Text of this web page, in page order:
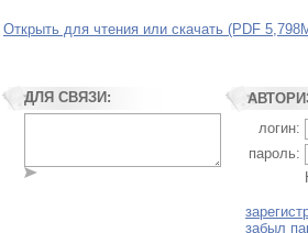
Открыть для чтения или скачать (PDF
ДЛЯ СВЯЗИ:
логин:
пароль:
забыл